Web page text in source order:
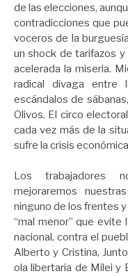
de las elecciones,
contradicciones que
voceros de la
un shock de tarifazos
acelerada la miseria.
radical divaga entre
escándalos de
Olivos. El circo
cada vez más de la
sufre la crisis
Los trabajadores
mejoraremos
ninguno de los frentes
“mal menor” que evite
nacional, contra el
Alberto y Cristina,
ola libertaria de Milei y